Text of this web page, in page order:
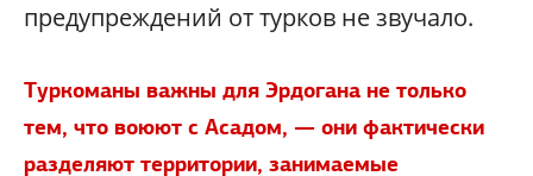
предупреждений от турков не звучало.
Туркоманы важны для Эрдогана не только
тем, что воюют с Асадом, — они фактически
разделяют территории, занимаемые